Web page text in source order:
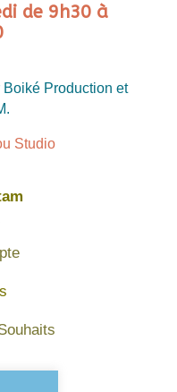
de 9h30 à
Production et
Studio